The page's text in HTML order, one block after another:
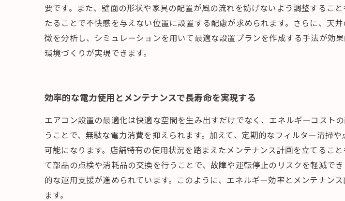
要です。また、壁面の形状や家具の配置が風の流れを妨げないよう調整するこ
たることで不快感を与えない位置に設置する配慮が求められます。さらに、天
徴を分析し、シミュレーションを用いて最適な設置プランを作成する手法が効
環境づくりが実現できます。
効率的な電力使用とメンテナンスで長寿命を実現する
エアコン設置の最適化は快適な空間を生み出すだけでなく、エネルギーコスト
うことで、無駄な電力消費を抑えられます。加えて、定期的なフィルター清掃
可能になります。店舗特有の使用状況を踏まえたメンテナンス計画を立てるこ
て部品の点検や消耗品の交換を行うことで、故障や運転停止のリスクを軽減で
的な運用支援が進められています。このように、エネルギー効率とメンテナン
ます。